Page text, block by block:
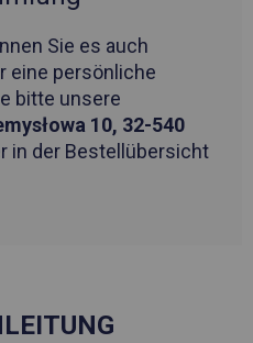
Sie es auch
eine persönliche
bitte unsere
10, 32-540
in der Bestellübersicht